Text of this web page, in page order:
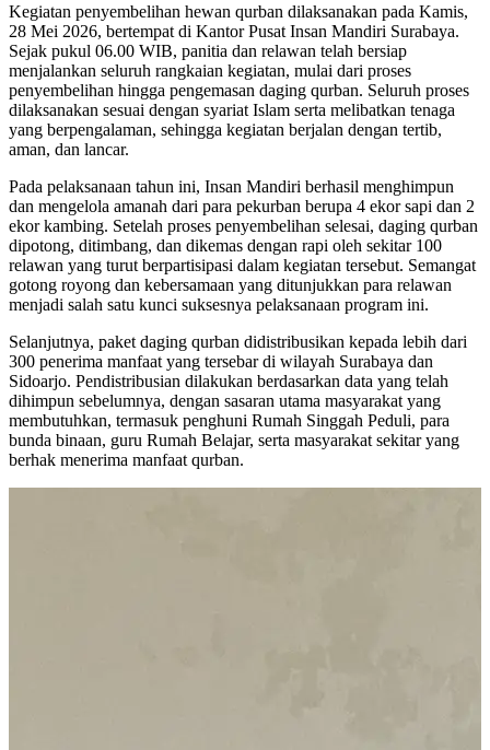
Kegiatan penyembelihan hewan qurban dilaksanakan pada Kamis,
28 Mei 2026, bertempat di Kantor Pusat Insan Mandiri Surabaya.
Sejak pukul 06.00 WIB, panitia dan relawan telah bersiap
menjalankan seluruh rangkaian kegiatan, mulai dari proses
penyembelihan hingga pengemasan daging qurban. Seluruh proses
dilaksanakan sesuai dengan syariat Islam serta melibatkan tenaga
yang berpengalaman, sehingga kegiatan berjalan dengan tertib,
aman, dan lancar.
Pada pelaksanaan tahun ini, Insan Mandiri berhasil menghimpun
dan mengelola amanah dari para pekurban berupa 4 ekor sapi dan 2
ekor kambing. Setelah proses penyembelihan selesai, daging qurban
dipotong, ditimbang, dan dikemas dengan rapi oleh sekitar 100
relawan yang turut berpartisipasi dalam kegiatan tersebut. Semangat
gotong royong dan kebersamaan yang ditunjukkan para relawan
menjadi salah satu kunci suksesnya pelaksanaan program ini.
Selanjutnya, paket daging qurban didistribusikan kepada lebih dari
300 penerima manfaat yang tersebar di wilayah Surabaya dan
Sidoarjo. Pendistribusian dilakukan berdasarkan data yang telah
dihimpun sebelumnya, dengan sasaran utama masyarakat yang
membutuhkan, termasuk penghuni Rumah Singgah Peduli, para
bunda binaan, guru Rumah Belajar, serta masyarakat sekitar yang
berhak menerima manfaat qurban.